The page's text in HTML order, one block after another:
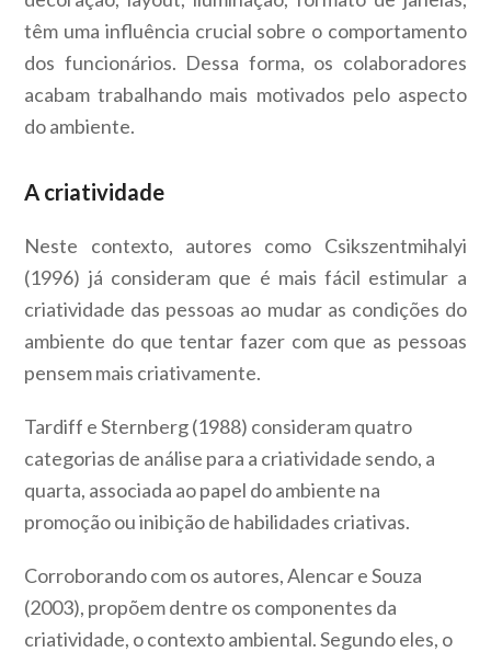
têm uma influência crucial sobre o comportamento
dos funcionários. Dessa forma, os colaboradores
acabam trabalhando mais motivados pelo aspecto
do ambiente.
A criatividade
Neste contexto, autores como Csikszentmihalyi
(1996) já consideram que é mais fácil estimular a
criatividade das pessoas ao mudar as condições do
ambiente do que tentar fazer com que as pessoas
pensem mais criativamente.
Tardiff e Sternberg (1988) consideram quatro
categorias de análise para a criatividade sendo, a
quarta, associada ao papel do ambiente na
promoção ou inibição de habilidades criativas.
Corroborando com os autores, Alencar e Souza
(2003), propõem dentre os componentes da
criatividade, o contexto ambiental. Segundo eles, o